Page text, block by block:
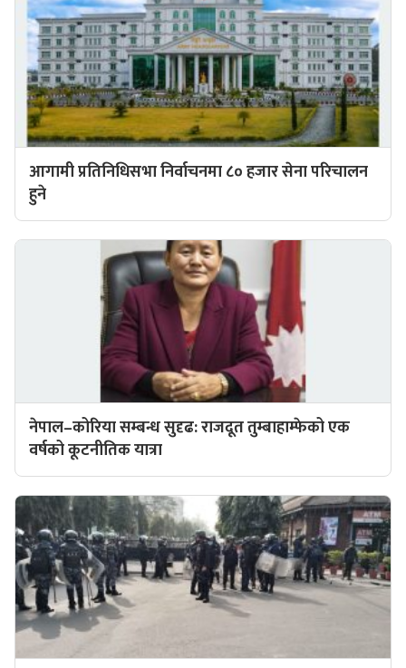
आगामी प्रतिनिधिसभा निर्वाचनमा ८० हजार सेना परिचालन
हुने
नेपाल–कोरिया सम्बन्ध सुदृढ: राजदूत तुम्बाहाम्फेको एक
वर्षको कूटनीतिक यात्रा